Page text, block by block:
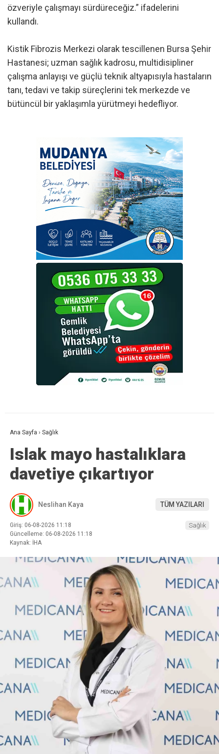
özveriyle çalışmayı sürdüreceğiz.” ifadelerini
kullandı.
Kistik Fibrozis Merkezi olarak tescillenen Bursa Şehir
Hastanesi; uzman sağlık kadrosu, multidisipliner
çalışma anlayışı ve güçlü teknik altyapısıyla hastaların
tanı, tedavi ve takip süreçlerini tek merkezde ve
bütüncül bir yaklaşımla yürütmeyi hedefliyor.
Ana Sayfa › Sağlık
Islak mayo hastalıklara
davetiye çıkartıyor
Neslihan Kaya TÜM YAZILARI
Giriş: 06-08-2026 11:18
Güncelleme: 06-08-2026 11:18
Kaynak: İHA
Sağlık